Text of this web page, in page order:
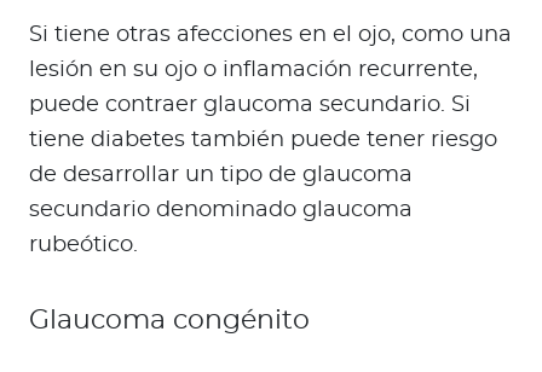
Si tiene otras afecciones en el ojo, como una
lesión en su ojo o inflamación recurrente,
puede contraer glaucoma secundario. Si
tiene diabetes también puede tener riesgo
de desarrollar un tipo de glaucoma
secundario denominado glaucoma
rubeótico.
Glaucoma congénito